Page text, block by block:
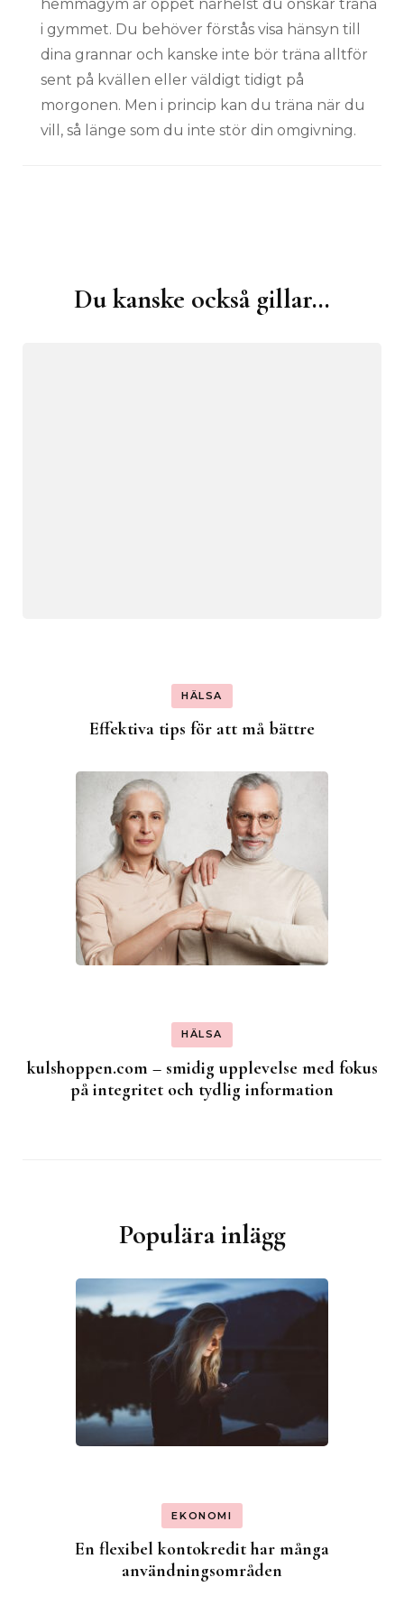
hemmagym är öppet närhelst du önskar träna
i gymmet. Du behöver förstås visa hänsyn till
dina grannar och kanske inte bör träna alltför
sent på kvällen eller väldigt tidigt på
morgonen. Men i princip kan du träna när du
vill, så länge som du inte stör din omgivning.
Inläggsnavigering
Du kanske också gillar…
HÄLSA
Effektiva tips för att må bättre
HÄLSA
kulshoppen.com – smidig upplevelse med fokus
på integritet och tydlig information
Populära inlägg
EKONOMI
En flexibel kontokredit har många
användningsområden